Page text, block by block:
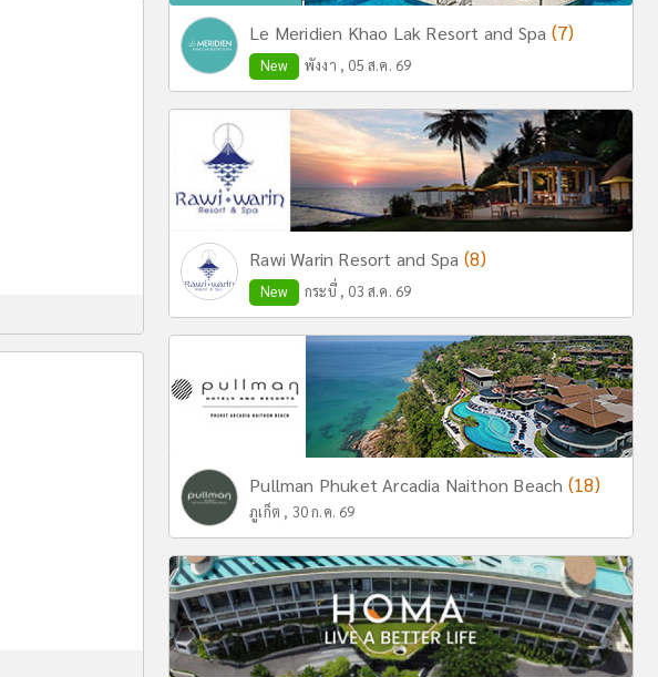
Le Meridien Khao Lak Resort and Spa (7)
New พังงา , 05 ส.ค. 69
Rawi Warin Resort and Spa (8)
New กระบี่ , 03 ส.ค. 69
Pullman Phuket Arcadia Naithon Beach (18)
ภูเก็ต , 30 ก.ค. 69